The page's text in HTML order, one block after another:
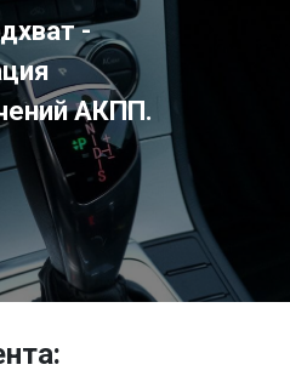
-
АКПП.